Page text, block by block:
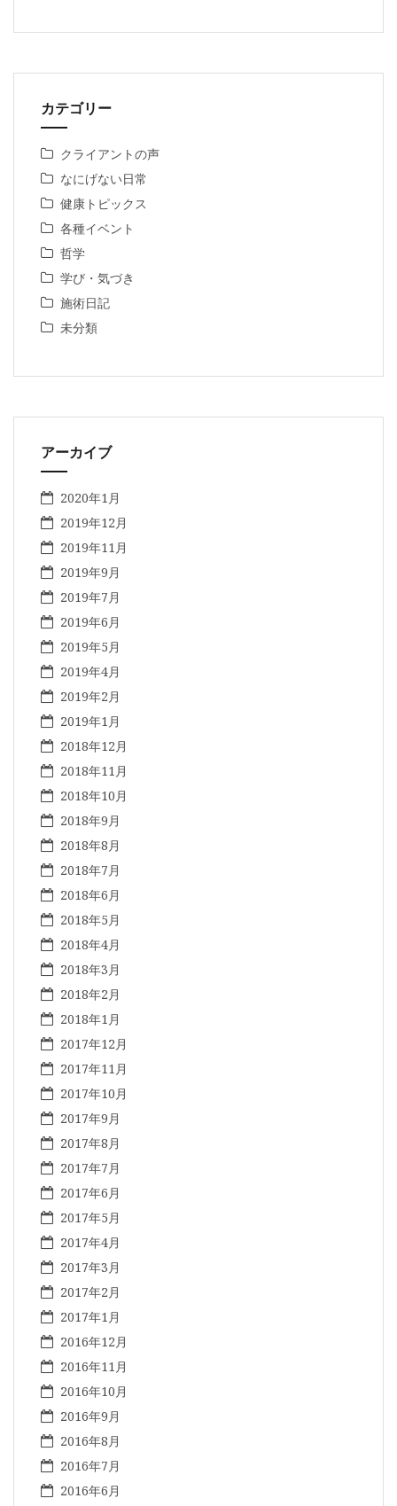
カテゴリー
クライアントの声
なにげない日常
健康トピックス
各種イベント
哲学
学び・気づき
施術日記
未分類
アーカイブ
2020年1月
2019年12月
2019年11月
2019年9月
2019年7月
2019年6月
2019年5月
2019年4月
2019年2月
2019年1月
2018年12月
2018年11月
2018年10月
2018年9月
2018年8月
2018年7月
2018年6月
2018年5月
2018年4月
2018年3月
2018年2月
2018年1月
2017年12月
2017年11月
2017年10月
2017年9月
2017年8月
2017年7月
2017年6月
2017年5月
2017年4月
2017年3月
2017年2月
2017年1月
2016年12月
2016年11月
2016年10月
2016年9月
2016年8月
2016年7月
2016年6月